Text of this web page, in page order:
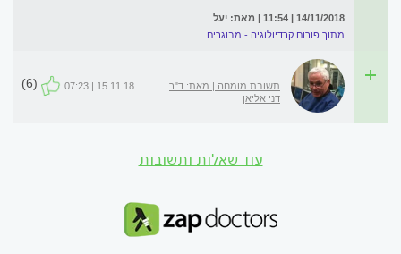
14/11/2018 | 11:54 | מאת: יעל
מתוך פורום קרדיולוגיה - מבוגרים
תשובת מומחה | מאת: ד"ר
דני אליאן
15.11.18 | 07:23
(6)
עוד שאלות ותשובות